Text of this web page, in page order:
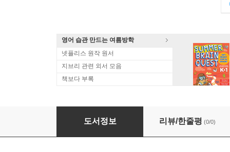
영어 습관 만드는 여름방학
넷플리스 원작 원서
지브리 관련 외서 모음
책보다 부록
Our Iceberg Is Melting: Changing and
도서정보 리뷰/한줄평 (0/0)